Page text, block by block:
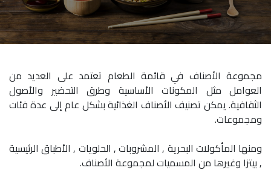
مجموعة الأصناف في قائمة الطعام تعتمد على العديد من
العوامل مثل المكونات الأساسية وطرق التحضير والأصول
الثقافية. يمكن تصنيف الأصناف الغذائية بشكل عام إلى عدة فئات
ومجموعات.
ومنها المأكولات البحرية , المشروبات , الحلويات , الأطباق الرئيسية
, بيتزا وغيرها من المسميات لمجموعة الأصناف.